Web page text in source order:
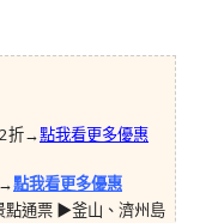
折→點我看更多優惠
點我看更多優惠
點通票 ▶︎釜山、濟州島